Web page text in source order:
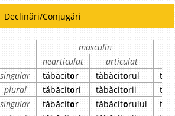
Declinări/Conjugări
masculin
nearticulat
articulat
singular tăbăcitor tăbăcitorul
plural
tăbăcitori tăbăcitorii
singular tăbăcitor tăbăcitorului